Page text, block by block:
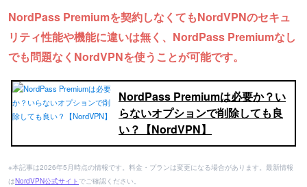
NordPass Premiumを契約しなくてもNordVPNのセキュ
リティ性能や機能に違いは無く、NordPass Premiumなし
でも問題なくNordVPNを使うことが可能です。
NordPass Premiumは必要か？い
らないオプションで削除しても良
い？【NordVPN】
※本記事は2026年5月時点の情報です。料金・プランは変更になる場合があります。最新情報
はNordVPN公式サイトでご確認ください。